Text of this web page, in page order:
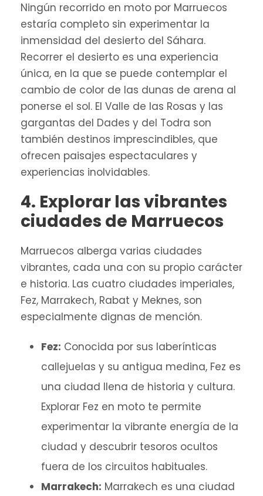
Ningún recorrido en moto por Marruecos
estaría completo sin experimentar la
inmensidad del desierto del Sáhara.
Recorrer el desierto es una experiencia
única, en la que se puede contemplar el
cambio de color de las dunas de arena al
ponerse el sol. El Valle de las Rosas y las
gargantas del Dades y del Todra son
también destinos imprescindibles, que
ofrecen paisajes espectaculares y
experiencias inolvidables.
4. Explorar las vibrantes
ciudades de Marruecos
Marruecos alberga varias ciudades
vibrantes, cada una con su propio carácter
e historia. Las cuatro ciudades imperiales,
Fez, Marrakech, Rabat y Meknes, son
especialmente dignas de mención.
Fez: Conocida por sus laberínticas
callejuelas y su antigua medina, Fez es
una ciudad llena de historia y cultura.
Explorar Fez en moto te permite
experimentar la vibrante energía de la
ciudad y descubrir tesoros ocultos
fuera de los circuitos habituales.
Marrakech: Marrakech es una ciudad